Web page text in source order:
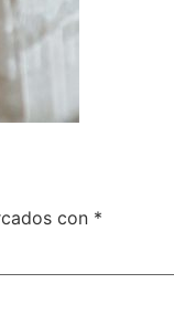
con *